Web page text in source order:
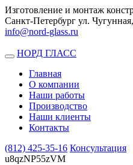
Изготовление и монтаж
Санкт-Петербург ул.
info@nord-glass.ru
Toggle
navigation
НОРД ГЛАСС
Главная
О компании
Наши работы
Производство
Наши клиенты
Контакты
(812) 425-35-16 Консультация
u8qzNP55zVM